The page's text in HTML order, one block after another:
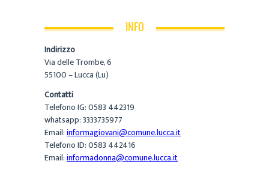
INFO
Indirizzo
Via delle Trombe, 6
55100 – Lucca (Lu)
Contatti
Telefono IG: 0583 442319
whatsapp: 3333735977
Email:informagiovani@comune.lucca.it
Telefono ID: 0583 442416
Email:informadonna@comune.lucca.it